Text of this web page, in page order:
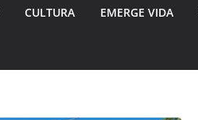
CULTURA EMERGE VIDA